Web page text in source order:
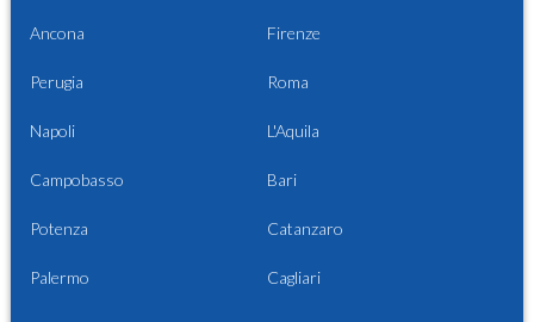
Ancona Firenze
Perugia Roma
Napoli L'Aquila
Campobasso Bari
Potenza Catanzaro
Palermo Cagliari